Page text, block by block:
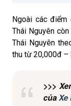
Ngoài các
Thái Nguyên
Thái Nguyên
thu từ 20,000đ –
>>>
củaXe